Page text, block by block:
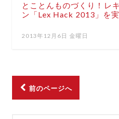
とことんものづくり！レ
ン「Lex Hack 2013」を
2013年12月6日 金曜日
前のページへ